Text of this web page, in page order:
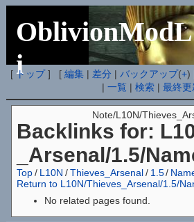
i
[ トップ] [編集 | 差分 |バックアップ(+)
|一覧 |検索 |最終更
Backlinks for:
_Arsenal/1.5/
Note/L10N/
Top / L10N /Thieves_Arsenal/ 1.5/
Return to L10N/Thieves_Arsenal/1.5/
No related pages found.